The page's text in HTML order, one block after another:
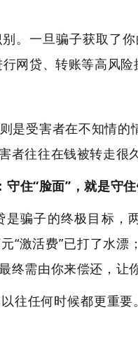
。一旦骗子获取了
网贷、转账等高风险
是受害者在不知情的
往往在钱被转走很
守住“脸面”，就是守
骗子的终极目标，
“激活费”已打了水
需由你来偿还，让
往任何时候都更重要